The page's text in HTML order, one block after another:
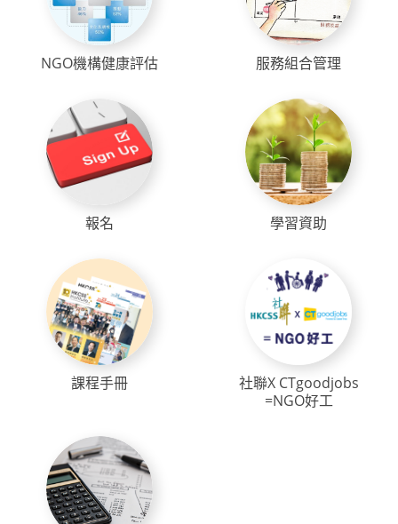
NGO機構健康評估 服務組合管理
報名 學習資助
課程手冊
社聯X CTgoodjobs
=NGO好工